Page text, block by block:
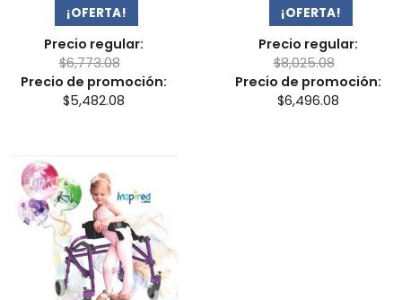
¡OFERTA!
Precio regular:
$6,773.08
Precio de promoción:
$5,482.08
¡OFERTA!
Precio regular:
$8,025.08
Precio de promoción:
$6,496.08